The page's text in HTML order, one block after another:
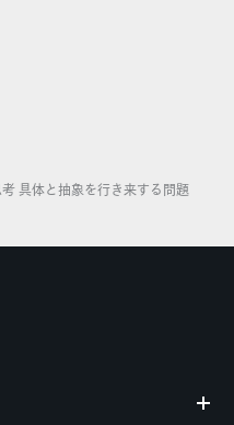
具体と抽象を行き来する問題